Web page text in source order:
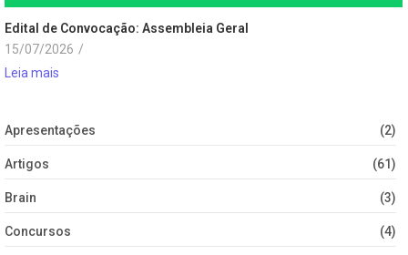
Edital de Convocação: Assembleia Geral
15/07/2026 /
Leia mais
Apresentações (2)
Artigos (61)
Brain (3)
Concursos (4)